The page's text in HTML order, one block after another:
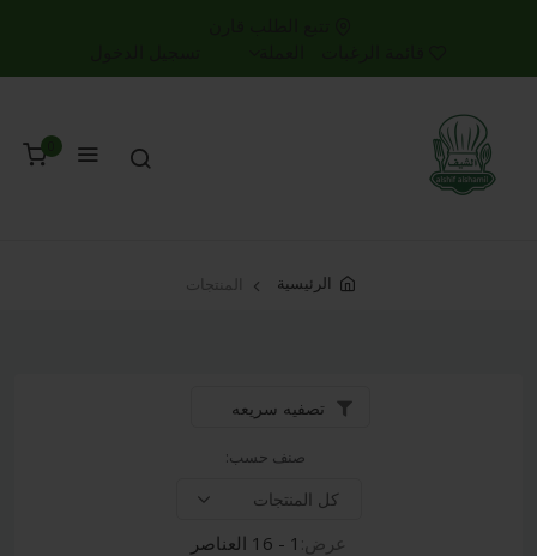
الرئيسية المنتجات
تصفيه سريعه
صنف حسب:
عرض: 1 - 16 العناصر